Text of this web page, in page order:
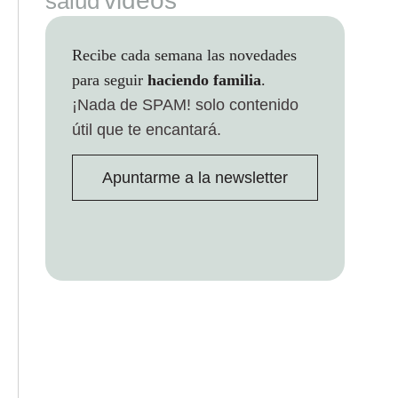
Recibe cada semana las novedades
para seguir haciendo familia.
¡Nada de SPAM! solo contenido
útil que te encantará.
Apuntarme a la newsletter